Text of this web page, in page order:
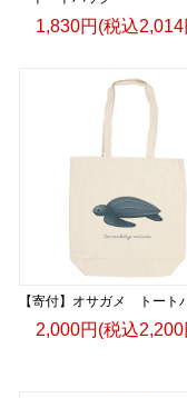
1,830円(税込2,014
【寄付】オサガメ トート
2,000円(税込2,200